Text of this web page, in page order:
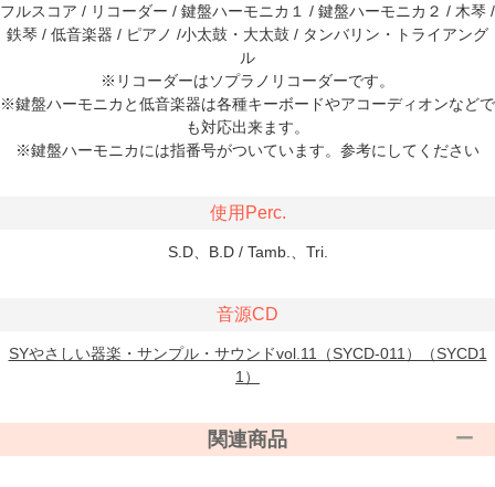
フルスコア / リコーダー / 鍵盤ハーモニカ１ / 鍵盤ハーモニカ２ / 木琴 /
鉄琴 / 低音楽器 / ピアノ /小太鼓・大太鼓 / タンバリン・トライアング
ル
※リコーダーはソプラノリコーダーです。
※鍵盤ハーモニカと低音楽器は各種キーボードやアコーディオンなどで
も対応出来ます。
※鍵盤ハーモニカには指番号がついています。参考にしてください
使用Perc.
S.D、B.D / Tamb.、Tri.
音源CD
SYやさしい器楽・サンプル・サウンドvol.11（SYCD-011）（SYCD1
1）
関連商品